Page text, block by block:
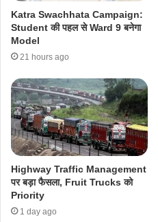
Katra Swachhata Campaign:
Student की पहल से Ward 9 बनेगा
Model
21 hours ago
Highway Traffic Management
पर बड़ा फैसला, Fruit Trucks को
Priority
1 day ago